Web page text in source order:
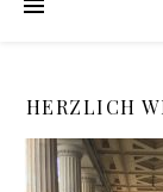
HERZLICH